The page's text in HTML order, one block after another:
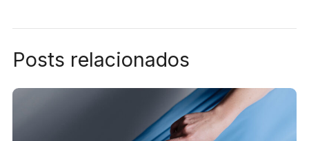
Posts relacionados